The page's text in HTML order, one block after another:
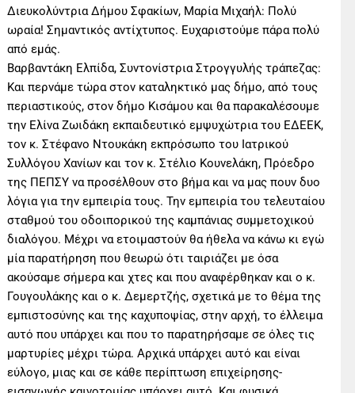
Διευκολύντρια Δήμου Σφακίων, Μαρία Μιχαήλ: Πολύ
ωραία! Σημαντικός αντίχτυπος. Ευχαριστούμε πάρα πολύ
από εμάς.
Βαρβαντάκη Ελπίδα, Συντονίστρια Στρογγυλής τράπεζας:
Και περνάμε τώρα στον καταληκτικό μας δήμο, από τους
περιαστικούς, στον δήμο Κισάμου και θα παρακαλέσουμε
την Ελίνα Ζωιδάκη εκπαιδευτικό εμψυχώτρια του ΕΔΕΕΚ,
τον κ. Στέφανο Ντουκάκη εκπρόσωπο του Ιατρικού
Συλλόγου Χανίων και τον κ. Στέλιο Κουνελάκη, Πρόεδρο
της ΠΕΠΣΥ να προσέλθουν στο βήμα και να μας πουν δυο
λόγια για την εμπειρία τους. Την εμπειρία του τελευταίου
σταθμού του οδοιπορικού της καμπάνιας συμμετοχικού
διαλόγου. Μέχρι να ετοιμαστούν θα ήθελα να κάνω κι εγώ
μία παρατήρηση που θεωρώ ότι ταιριάζει με όσα
ακούσαμε σήμερα και χτες και που αναφέρθηκαν και ο κ.
Γουγουλάκης και ο κ. Δεμερτζής, σχετικά με το θέμα της
εμπιστοσύνης και της καχυποψίας, στην αρχή, το έλλειμα
αυτό που υπάρχει και που το παρατηρήσαμε σε όλες τις
μαρτυρίες μέχρι τώρα. Αρχικά υπάρχει αυτό και είναι
εύλογο, μιας και σε κάθε περίπτωση επιχείρησης-